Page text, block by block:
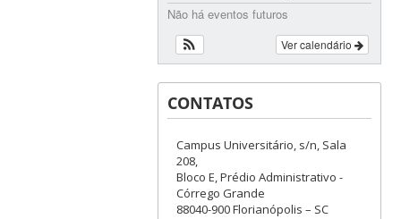
Não há eventos futuros
Ver calendário
CONTATOS
Campus Universitário, s/n, Sala
208,
Bloco E, Prédio Administrativo -
Córrego Grande
88040-900 Florianópolis – SC